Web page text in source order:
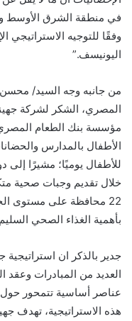
في منطقة الشرق الأوسط
وفقًا للتوجيه الاستراتيجي
اليونيسف.”
من جانبه وجه السيد/ محسن
المصري، الشكر لشركة
مؤسسة بنك الطعام المصري
الأطفال بالمدارس
للأطفال يوميًا؛ مشيرًا إلى
22 محافظة على مستوى
بأهمية الغذاء الصحي
جدير بالذكر ان استراتيجية
عناصر أساسية تتمحور حول
هذه الاستراتيجية، تهدف